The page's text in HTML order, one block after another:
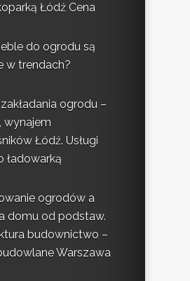
Łódź Cena
do ogrodu są
w trendach?
ogrodu –
wynajem
Łódź. Usługi
ładowarką
ogrodów a
domu od podstaw.
budownictwo –
Warszawa